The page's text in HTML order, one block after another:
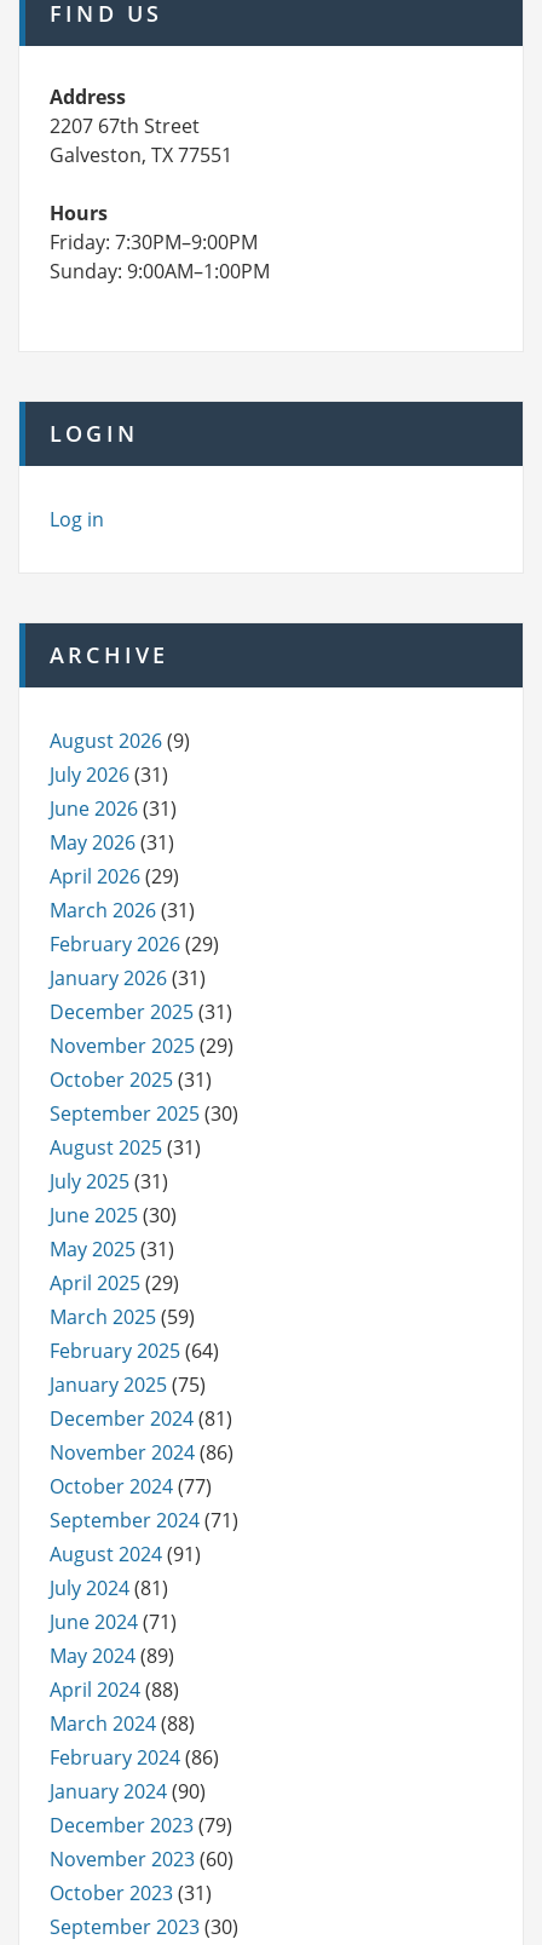
FIND US
Address
2207 67th Street
Galveston, TX 77551
Hours
Friday: 7:30PM–9:00PM
Sunday: 9:00AM–1:00PM
LOGIN
Log in
ARCHIVE
August 2026(9)
July 2026(31)
June 2026(31)
May 2026(31)
April 2026(29)
March 2026(31)
February 2026(29)
January 2026(31)
December 2025(31)
November 2025(29)
October 2025(31)
September 2025(30)
August 2025(31)
July 2025(31)
June 2025(30)
May 2025(31)
April 2025(29)
March 2025(59)
February 2025(64)
January 2025(75)
December 2024(81)
November 2024(86)
October 2024(77)
September 2024(71)
August 2024(91)
July 2024(81)
June 2024(71)
May 2024(89)
April 2024(88)
March 2024(88)
February 2024(86)
January 2024(90)
December 2023(79)
November 2023(60)
October 2023(31)
September 2023(30)